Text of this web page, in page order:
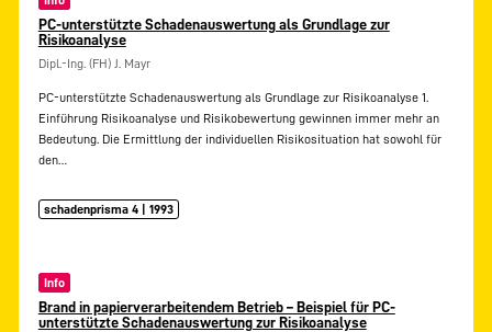
PC-unterstützte Schadenauswertung als Grundlage zur
Risikoanalyse
Dipl.-Ing. (FH) J. Mayr
PC-unterstützte Schadenauswertung als Grundlage zur Risikoanalyse 1.
Einführung Risikoanalyse und Risikobewertung gewinnen immer mehr an
Bedeutung. Die Ermittlung der individuellen Risikosituation hat sowohl für
den…
schadenprisma 4 | 1993
Info
Brand in papierverarbeitendem Betrieb – Beispiel für PC-
unterstützte Schadenauswertung zur Risikoanalyse